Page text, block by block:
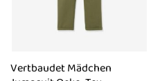
Vertbaudet Mädchen